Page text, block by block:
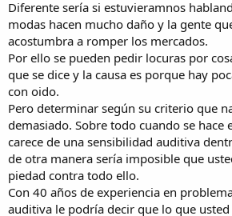
"brillan" tanto como los "padres
Pero en el extremo contrario del espectro (El
nueva era de ignorancia, superstición, la
El por qué y la forma en que se produjo esta
"Oscurantismo" ha sido ampliamente
diversas; aquí me centraré solo en los
credulidad de muchos "audióphilos".
1. Mentira del cable
Aplicando un poco de lógica esta no es la
primer lugar, ya que los cables son meros
Diferente sería si estuvieramnos
modas hacen mucho daño y la gente
acostumbra a romper los mercados.
Por ello se pueden pedir locuras por
que se dice y la causa es porque hay
con oido.
Pero determinar según su criterio que
demasiado. Sobre todo cuando se hace
carece de una sensibilidad auditiva
de otra manera sería imposible que
piedad contra todo ello.
Con 40 años de experiencia en
auditiva le podría decir que lo que